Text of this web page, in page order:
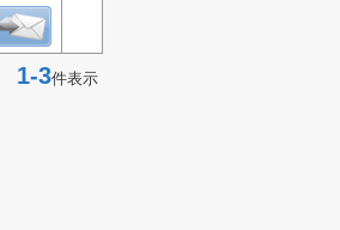
1-3件表示